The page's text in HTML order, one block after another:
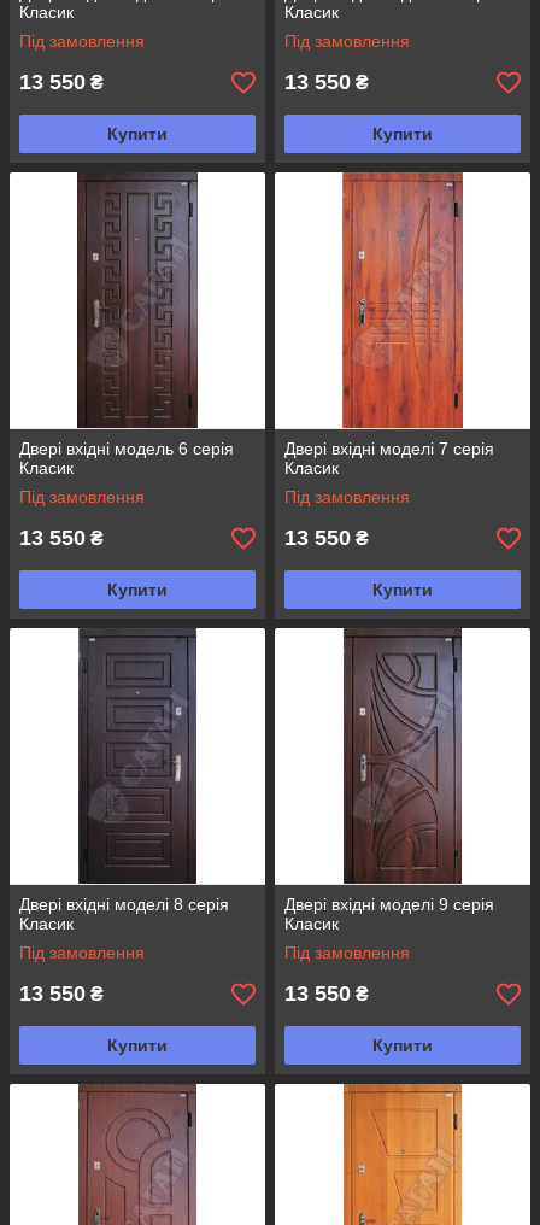
Класик
Під замовлення
13 550 ₴
Купити
Класик
Під замовлення
13 550 ₴
Купити
Двері вхідні модель 6 серія
Класик
Під замовлення
13 550 ₴
Купити
Двері вхідні моделі 7 серія
Класик
Під замовлення
13 550 ₴
Купити
Двері вхідні моделі 8 серія
Класик
Під замовлення
13 550 ₴
Купити
Двері вхідні моделі 9 серія
Класик
Під замовлення
13 550 ₴
Купити